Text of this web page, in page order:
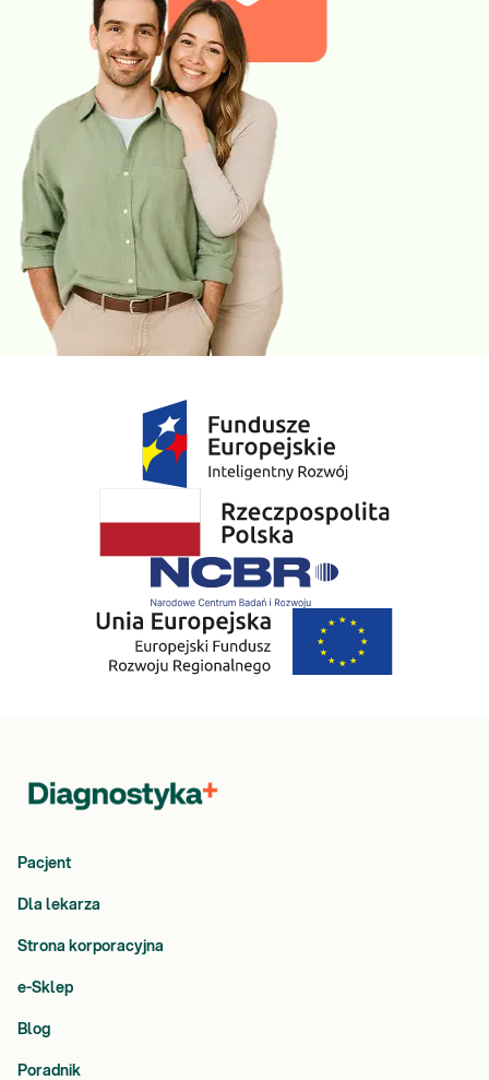
Pacjent
Dla lekarza
Strona korporacyjna
e-Sklep
Blog
Poradnik